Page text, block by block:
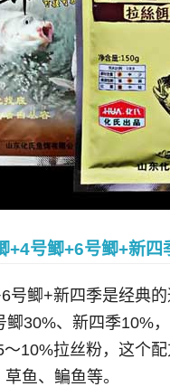
+4号鲫+6号鲫+新四
号鲫+新四季是经典
鲫30%、新四季10%
10%拉丝粉，这个
鱼、鳊鱼等。